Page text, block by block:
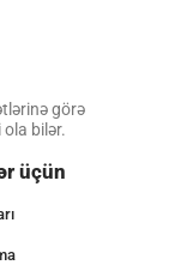
görə
bilər.
üçün